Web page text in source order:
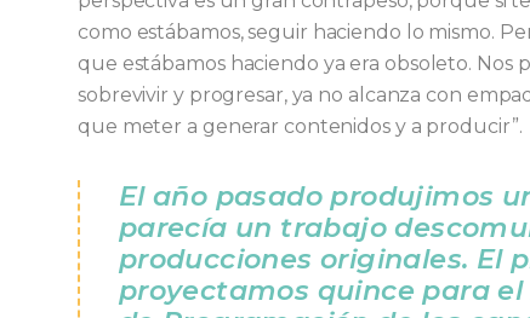
como estábamos, seguir haciendo lo mismo.
que estábamos haciendo ya era obsoleto.
sobrevivir y progresar, ya no alcanza con
que meter a generar contenidos y a producir”.
El año pasado produjimos
parecía un trabajo
producciones originales. El
proyectamos quince para el